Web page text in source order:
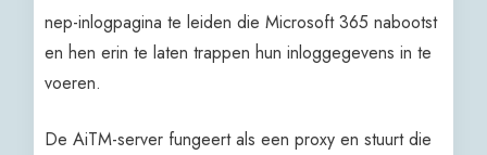
nep-inlogpagina te leiden die Microsoft 365 nabootst
en hen erin te laten trappen hun inloggegevens in te
voeren.
De AiTM-server fungeert als een proxy en stuurt die